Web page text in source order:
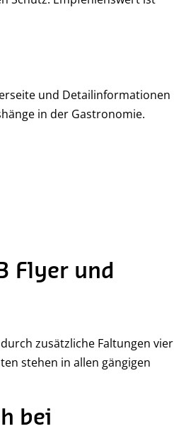
und Detailinformationen
in der Gastronomie.
Flyer und
zusätzliche Faltungen vier
stehen in allen gängigen
bei